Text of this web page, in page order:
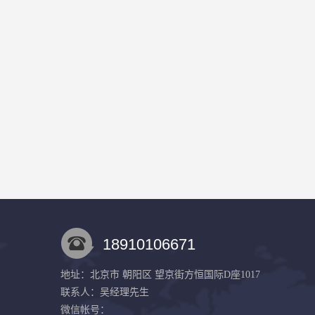
18910106671
地址：北京市 朝阳区 望京街方恒国际D座1017
联系人：吴经理先生
微信帐号：